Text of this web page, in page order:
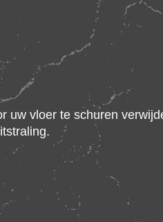
vloer te schuren